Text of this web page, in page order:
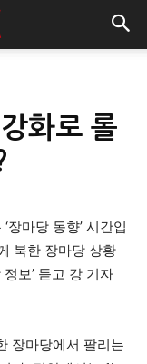
화로 롤
장마당 동향’ 시간입
북한 장마당 상황
보’ 듣고 강 기자
장마당에서 팔리는